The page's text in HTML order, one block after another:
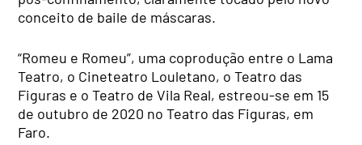
conceito de baile de máscaras.
“Romeu e Romeu”, uma coprodução entre o Lama
Teatro, o Cineteatro Louletano, o Teatro das
Figuras e o Teatro de Vila Real, estreou-se em 15
de outubro de 2020 no Teatro das Figuras, em
Faro.